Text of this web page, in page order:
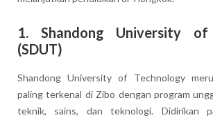
1. Shandong University of
(SDUT)
Shandong University of Technology
paling terkenal di Zibo dengan program
teknik, sains, dan teknologi. Didirikan